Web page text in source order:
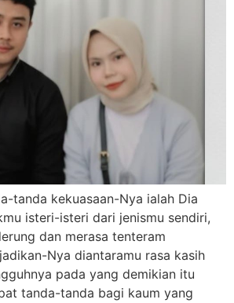
tanda kekuasaan-Nya ialah Dia
isteri-isteri dari jenismu sendiri,
dan merasa tenteram
Nya diantaramu rasa kasih
pada yang demikian itu
tanda-tanda bagi kaum yang